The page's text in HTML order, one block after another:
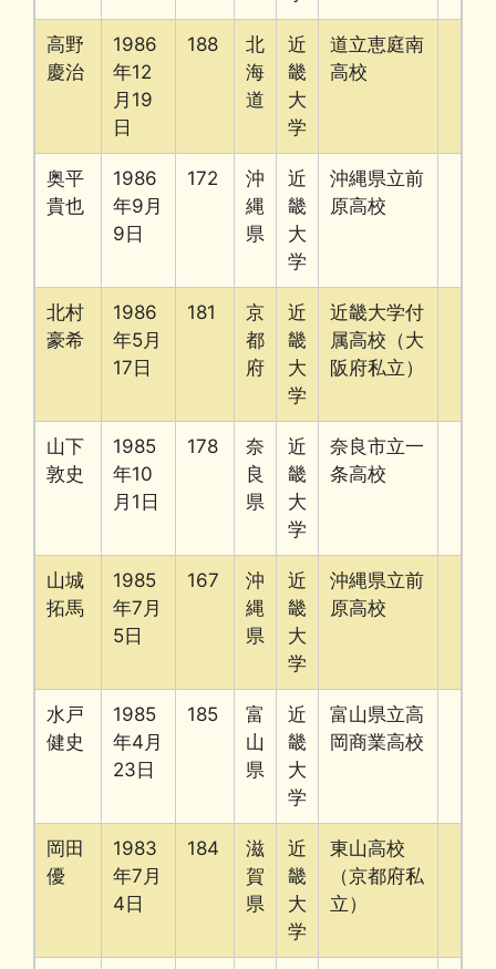
高野
慶治
1986
年12
月19
日
188
北
海
道
近
畿
大
学
道立恵庭南
高校
奥平
貴也
1986
年9月
9日
172
沖
縄
県
近
畿
大
学
沖縄県立前
原高校
北村
豪希
1986
年5月
17日
181
京
都
府
近
畿
大
学
近畿大学付
属高校（大
阪府私立）
山下
敦史
1985
年10
月1日
178
奈
良
県
近
畿
大
学
奈良市立一
条高校
山城
拓馬
1985
年7月
5日
167
沖
縄
県
近
畿
大
学
沖縄県立前
原高校
水戸
健史
1985
年4月
23日
185
富
山
県
近
畿
大
学
富山県立高
岡商業高校
岡田
優
1983
年7月
4日
184
滋
賀
県
近
畿
大
学
東山高校
（京都府私
立）